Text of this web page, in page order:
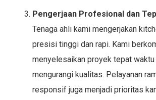
Pengerjaan Profesional dan
Tenaga ahli kami mengerjakan
presisi tinggi dan rapi. Kami
menyelesaikan proyek tepat waktu
mengurangi kualitas. Pelayanan
responsif juga menjadi prioritas